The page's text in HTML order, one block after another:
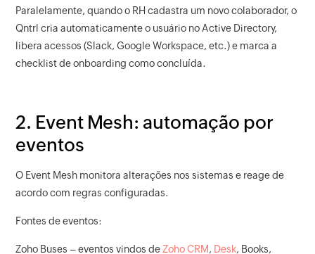
Paralelamente, quando o RH cadastra um novo colaborador, o
Qntrl cria automaticamente o usuário no Active Directory,
libera acessos (Slack, Google Workspace, etc.) e marca a
checklist de onboarding como concluída.
2. Event Mesh: automação por
eventos
O Event Mesh monitora alterações nos sistemas e reage de
acordo com regras configuradas.
Fontes de eventos:
Zoho Buses – eventos vindos de Zoho CRM, Desk, Books,